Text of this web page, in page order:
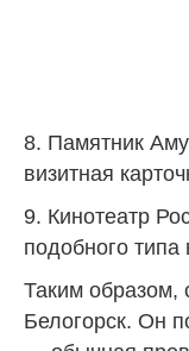
8. Памятник
визитная
9. Кинотеатр
подобного типа
Таким образом,
Белогорск. Он